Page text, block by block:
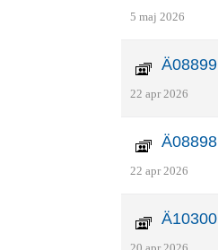
5 maj 2026
Ä08899
22 apr 2026
Ä08898
22 apr 2026
Ä10300